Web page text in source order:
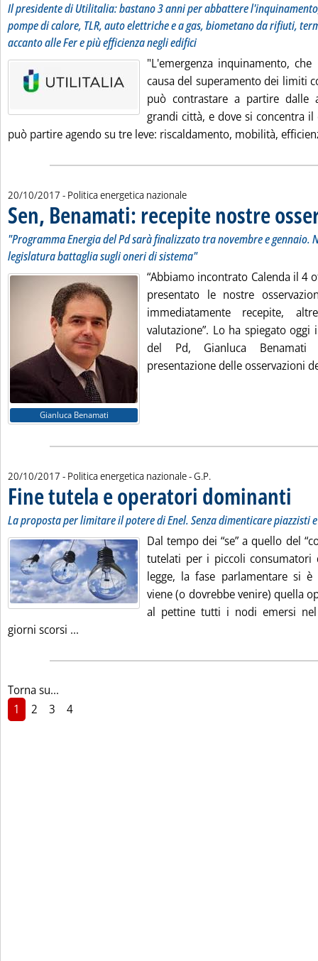
Il presidente di Utilitalia: bastano 3 anni per abbattere
pompe di calore, TLR, auto elettriche e a gas, biometano da rifiuti,
accanto alle Fer e più efficienza negli edifici
"L'emergenza inquinamento,
causa del superamento dei limiti
può contrastare a partire dalle
grandi città, e dove si concentra
può partire agendo su tre leve: riscaldamento, mobilità,
20/10/2017 - Politica energetica nazionale
Sen, Benamati: recepite nostre
"Programma Energia del Pd sarà finalizzato tra novembre e gennaio.
legislatura battaglia sugli oneri di sistema"
Gianluca Benamati
“Abbiamo incontrato Calenda il 4
presentato le nostre
immediatamente recepite,
valutazione”. Lo ha spiegato oggi
del Pd, Gianluca Benamati
presentazione delle osservazioni
20/10/2017 - Politica energetica nazionale -di:
G.P.
Fine tutela e operatori dominanti
La proposta per limitare il potere di Enel. Senza dimenticare piazzisti
Dal tempo dei “se” a quello del
tutelati per i piccoli consumatori
legge, la fase parlamentare si
viene (o dovrebbe venire) quella
al pettine tutti i nodi emersi
giorni scorsi ...
Torna su...
1
2 3 4